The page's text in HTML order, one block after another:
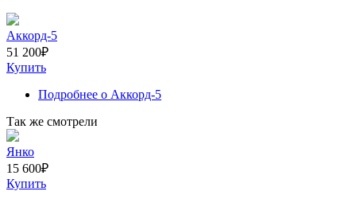
Аккорд-5
51 200₽
Купить
Подробнее о Аккорд-5
Так же смотрели
Янко
15 600₽
Купить